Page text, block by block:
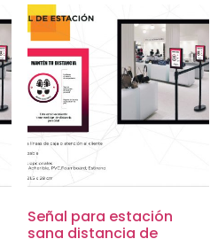
Señal para estación
sana distancia de